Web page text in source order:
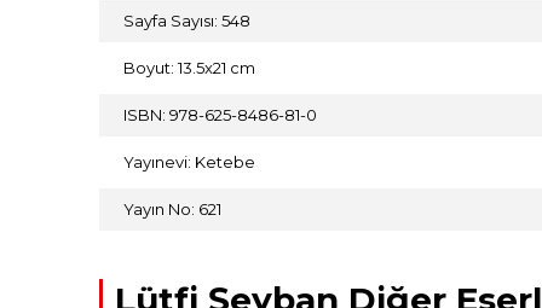
Sayfa Sayısı: 548
Boyut: 13.5x21 cm
ISBN: 978-625-8486-81-0
Yayınevi: Ketebe
Yayın No: 621
Lütfi Şeyban Diğer